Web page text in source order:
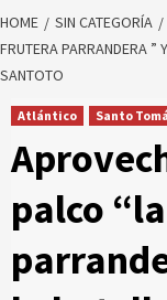
HOME SIN CATEGORÍA
FRUTERA PARRANDERA ”
SANTOTO
Atlántico Santo
palco